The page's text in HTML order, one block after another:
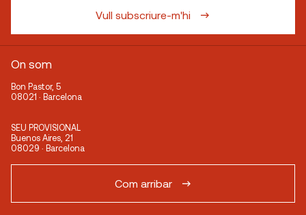
Vull subscriure-m'hi
On som
Bon Pastor, 5
08021 · Barcelona
SEU PROVISIONAL
Buenos Aires, 21
08029 · Barcelona
Com arribar